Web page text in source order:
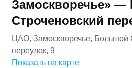
Замоскворечье» —
Строченовский
ЦАО, Замоскворечье, Большой
переулок, 9
Показать на карте